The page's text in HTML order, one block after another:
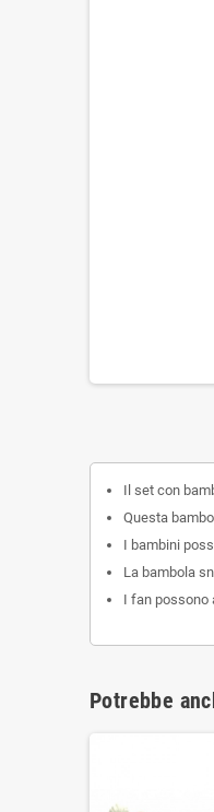
Il set con
Questa
I bambini
La bambola
I fan possono
Potrebbe